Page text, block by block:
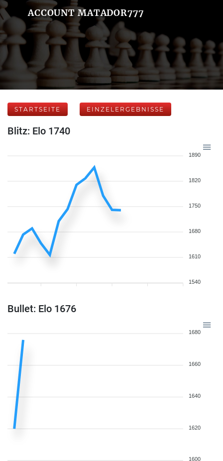
ACCOUNT MATADOR777
STARTSEITE EINZELERGEBNISSE
Blitz: Elo 1740
1890
1820
1750
1680
1610
1540
Bullet: Elo 1676
1680
1660
1640
1620
1600